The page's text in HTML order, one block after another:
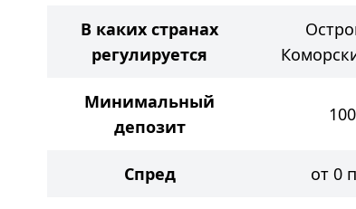
В каких странах
регулируется
Минимальный
депозит
100
Спред от 0